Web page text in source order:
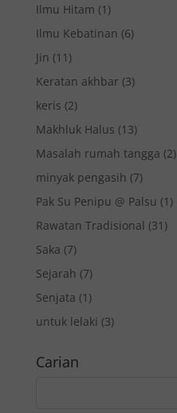
Ilmu Hitam (1)
Ilmu Kebatinan (6)
Jin (11)
Keratan akhbar (3)
keris (2)
Makhluk Halus (13)
Masalah rumah tangga (2)
minyak pengasih (7)
Pak Su Penipu @ Palsu (1)
Rawatan Tradisional (31)
Saka (7)
Sejarah (7)
Senjata (1)
untuk lelaki (3)
Carian